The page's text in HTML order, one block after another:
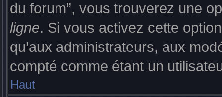
du forum”, vous trouverez une
ligne. Si vous activez cette
qu’aux administrateurs, aux
compté comme étant un
Haut